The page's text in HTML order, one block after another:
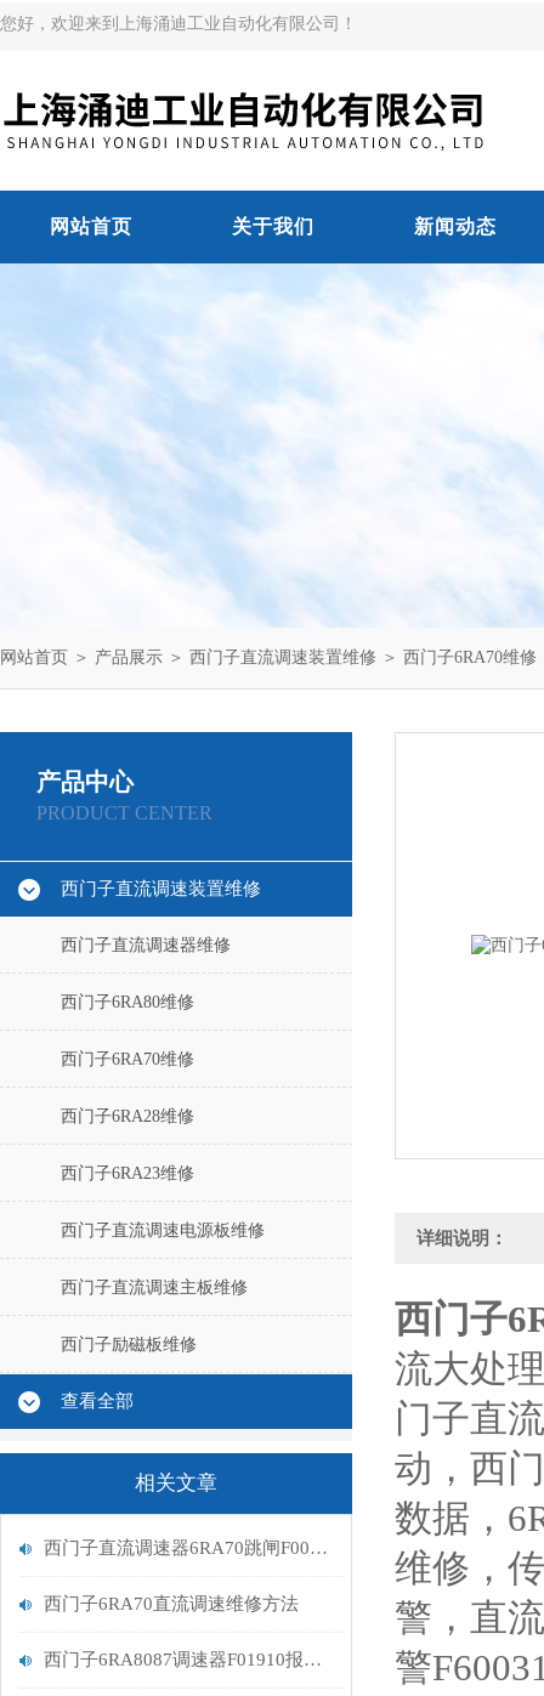
您好，欢迎来到上海涌迪工业自动化有限公司！
网站首页 关于我们 新闻动态
网站首页 ＞ 产品展示 ＞ 西门子直流调速装置维修 ＞ 西门子6RA70维修
产品中心
PRODUCT CENTER
西门子直流调速装置维修
西门子直流调速器维修
西门子6RA80维修
西门子6RA70维修
西门子6RA28维修
西门子6RA23维修
西门子直流调速电源板维修
西门子直流调速主板维修
西门子励磁板维修
查看全部
相关文章
西门子直流调速器6RA70跳闸F005励磁报警处理
西门子6RA70直流调速维修方法
西门子6RA8087调速器F01910报警解决维修
详细说明：
西门子
流大处
门子直
动，西
数据，
维修，
警，直
警